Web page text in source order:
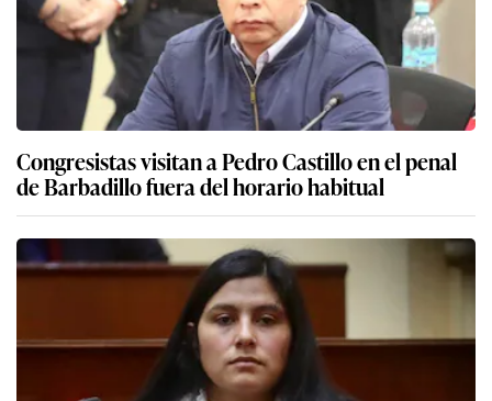
Congresistas visitan a Pedro Castillo en el penal
de Barbadillo fuera del horario habitual